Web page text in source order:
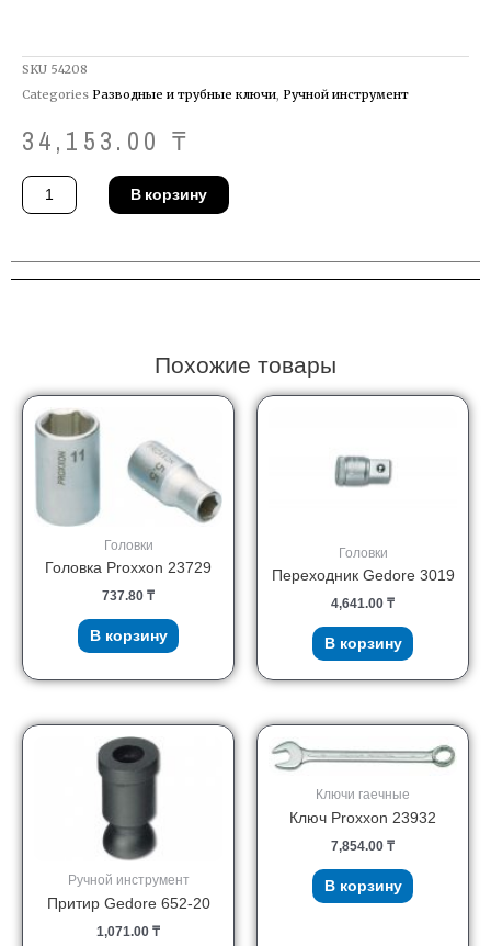
SKU 54208
Categories Разводные и трубные ключи, Ручной инструмент
34,153.00 ₸
Количество
товара
Ключ
В корзину
Похожие товары
Головки
Головка Proxxon 23729
737.80 ₸
В корзину
Головки
Переходник Gedore 3019
4,641.00 ₸
В корзину
Ручной инструмент
Притир Gedore 652-20
1,071.00 ₸
Ключи гаечные
Ключ Proxxon 23932
7,854.00 ₸
В корзину